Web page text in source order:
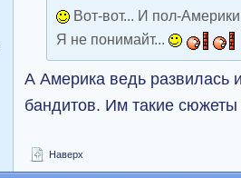
Вот-вот... И пол-
Я не понимайт...
А Америка ведь развилась
бандитов. Им такие
Наверх